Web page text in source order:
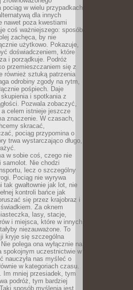
w wielu przypadkach
dla innych
nawet poza kwestiami
coś ważniejszego: sposób
zachęca, by nie
użytkowo. Pokazuje,
doświadczeniem, które
i porządkuje. Podróż
przemieszczaniem się z
również sztuką patrzenia
odrobiny zgody na rytm,
pośpiech. Daje
i spotkania z
Pozwala zobaczyć,
celem istnieje jeszcze
znaczenie. W czasach,
skracać,
pociąg przypomina o
trwa wystarczająco długo,
w sobie coś, czego nie
samolot. Nie chodzi
lecz o szczególny
Pociąg nie wyrywa
tak gwałtownie jak lot, nie
kontroli bańce jak
się przez krajobraz i
Za oknem
lasy, stacje,
i miejsca, które w innych
niezauważone. To
kryje się szczególna
polega ona wyłącznie na
spokojnym uczestnictwie w
nauczyła nas myśleć o
w kategoriach czasu.
Im mniej przesiadek, tym
podróż, tym bardziej
sposób myślenia jest